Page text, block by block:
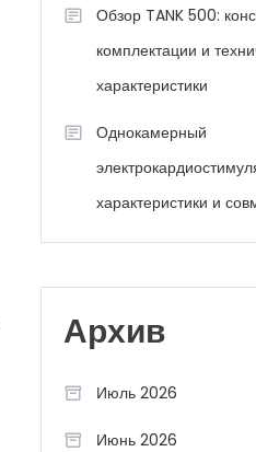
Обзор TANK 500:
комплектации и
характеристики
Однокамерный
характеристики и
Архив
Июль 2026
Июнь 2026